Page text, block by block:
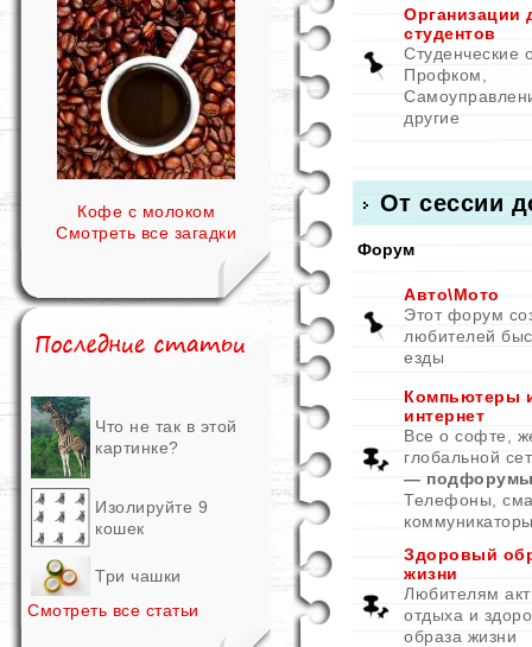
Кофе с молоком
Смотреть все загадки
Что не так в этой
картинке?
Изолируйте 9
кошек
Три чашки
Смотреть все статьи
Организации
студентов
Студенческие
Профком,
другие
От сессии
Форум
Авто\Мото
Этот форум
любителей
езды
Компьютеры
интернет
Все о софте,
глобальной
—
Телефоны,
Здоровый
жизни
Любителям
отдыха и
образа жизни